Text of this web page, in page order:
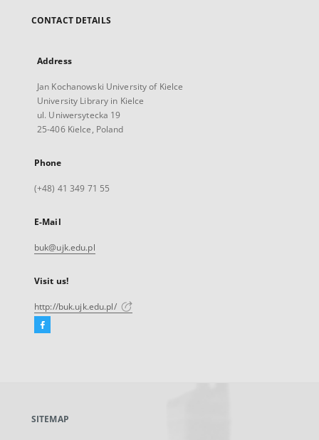
CONTACT DETAILS
Address
Jan Kochanowski University of Kielce
University Library in Kielce
ul. Uniwersytecka 19
25-406 Kielce, Poland
Phone
(+48) 41 349 71 55
E-Mail
buk@ujk.edu.pl
Visit us!
http://buk.ujk.edu.pl/
Facebook
new
SITEMAP